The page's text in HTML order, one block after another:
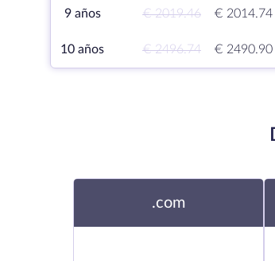
9 años € 2019.46 € 2014.74
10 años € 2496.74 € 2490.90
.com